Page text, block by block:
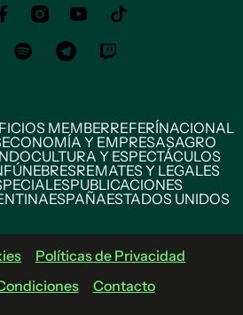
MEMBERREFERÍNACIONAL
ECONOMÍA Y EMPRESASAGRO
CULTURA Y ESPECTÁCULOS
FÚNEBRESREMATES Y LEGALES
PUBLICACIONES
ESPAÑAESTADOS UNIDOS
Políticas de Privacidad
Contacto